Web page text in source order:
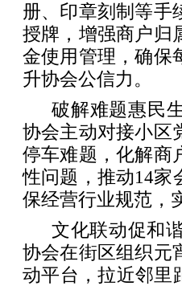
册、印章刻制等手
授牌，增强商户归
金使用管理，确保
升协会公信力。
破解难题惠民
协会主动对接小区
停车难题，化解商
性问题，推动14家
保经营行业规范，
文化联动促和
协会在街区组织元
动平台，拉近邻里